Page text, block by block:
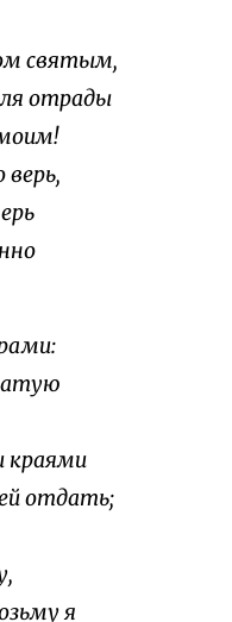
святым,
отрады
краями
отдать;
я